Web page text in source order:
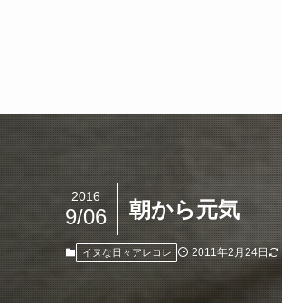
朝から元気
2016
9/06
イヌな日々アレコレ 2011年2月24日